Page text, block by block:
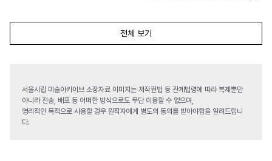
전체 보기
서울시립 미술아카이브 소장자료 이미지는 저작권법 등 관계법령에 따라 복제뿐만
아니라 전송, 배포 등 어떠한 방식으로도 무단 이용할 수 없으며,
영리적인 목적으로 사용할 경우 원작자에게 별도의 동의를 받아야함을 알려드립니
다.